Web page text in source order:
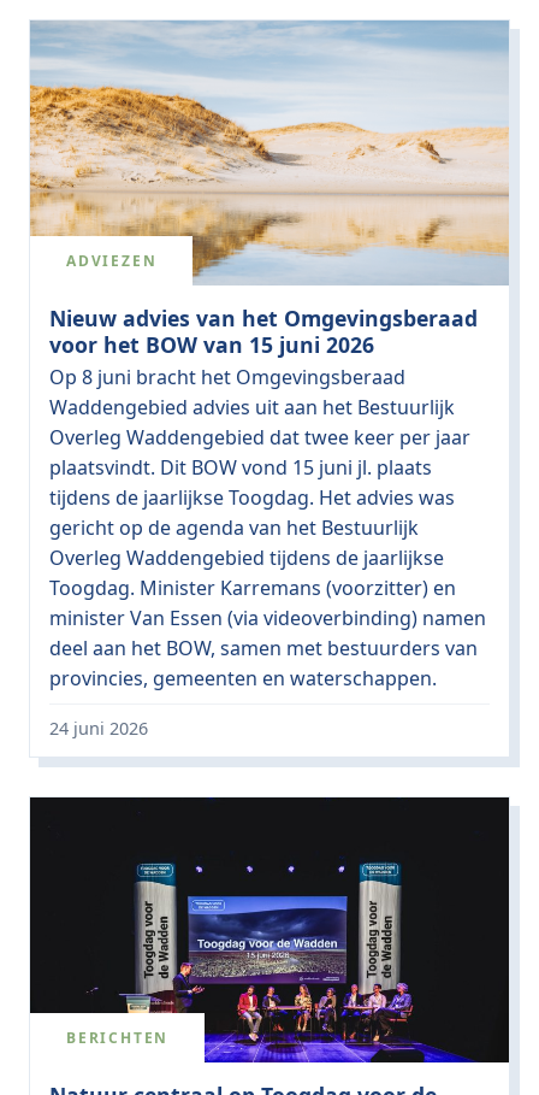
ADVIEZEN
Nieuw advies van het Omgevingsberaad
voor het BOW van 15 juni 2026
Op 8 juni bracht het Omgevingsberaad
Waddengebied advies uit aan het Bestuurlijk
Overleg Waddengebied dat twee keer per jaar
plaatsvindt. Dit BOW vond 15 juni jl. plaats
tijdens de jaarlijkse Toogdag. Het advies was
gericht op de agenda van het Bestuurlijk
Overleg Waddengebied tijdens de jaarlijkse
Toogdag. Minister Karremans (voorzitter) en
minister Van Essen (via videoverbinding) namen
deel aan het BOW, samen met bestuurders van
provincies, gemeenten en waterschappen.
24 juni 2026
BERICHTEN